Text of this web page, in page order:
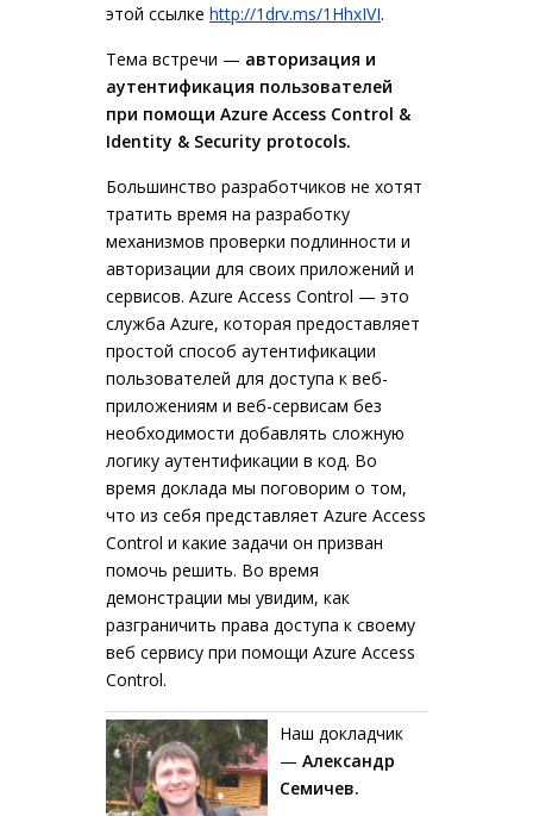
этой ссылке http://1drv.ms/1HhxIVI.
Тема встречи — авторизация и
аутентификация пользователей
при помощи Azure Access Control &
Identity & Security protocols.
Большинство разработчиков не хотят
тратить время на разработку
механизмов проверки подлинности и
авторизации для своих приложений и
сервисов. Azure Access Control — это
служба Azure, которая предоставляет
простой способ аутентификации
пользователей для доступа к веб-
приложениям и веб-сервисам без
необходимости добавлять сложную
логику аутентификации в код. Во
время доклада мы поговорим о том,
что из себя представляет Azure Access
Control и какие задачи он призван
помочь решить. Во время
демонстрации мы увидим, как
разграничить права доступа к своему
веб сервису при помощи Azure Access
Control.
Наш докладчик
— Александр
Семичев.